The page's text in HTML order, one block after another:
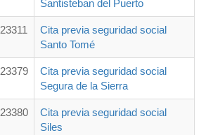
Santisteban del Puerto
23311
Cita previa seguridad social
Santo Tomé
23379
Cita previa seguridad social
Segura de la Sierra
23380
Cita previa seguridad social
Siles